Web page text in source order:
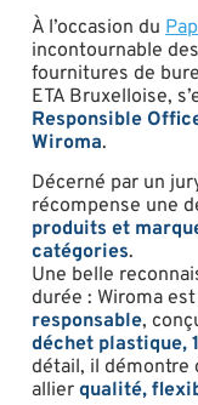
À l’occasion du
incontournable
fournitures de
ETA Bruxelloise,
Responsible
Wiroma.
Décerné par un
récompense une
produits et
catégories.
Une belle
durée : Wiroma
responsable,
déchet plastique,
détail, il démontre
allier qualité,